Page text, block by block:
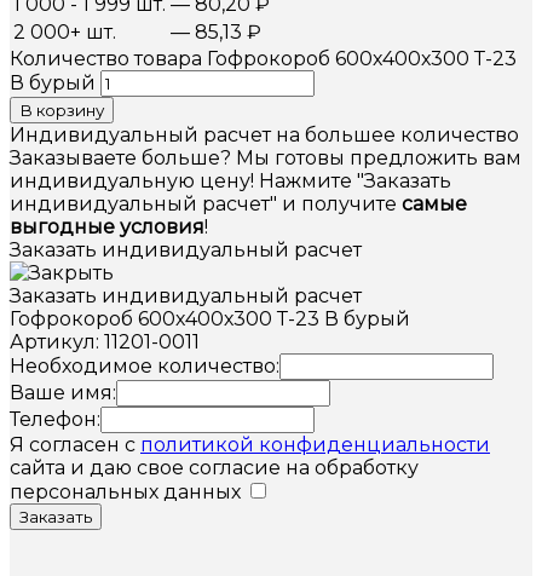
2 000+ шт.
— 85,13 ₽
Количество товара Гофрокороб 600х400х300 Т-23
В бурый
В корзину
Индивидуальный расчет на большее количество
Заказываете больше? Мы готовы предложить вам
индивидуальную цену! Нажмите "Заказать
индивидуальный расчет" и получите самые
выгодные условия!
Заказать индивидуальный расчет
Заказать индивидуальный расчет
Гофрокороб 600х400х300 Т-23 В бурый
Артикул: 11201-0011
Необходимое количество:
Ваше имя:
Телефон:
Я согласен с политикой конфиденциальности
сайта и даю свое согласие на обработку
персональных данных
Заказать